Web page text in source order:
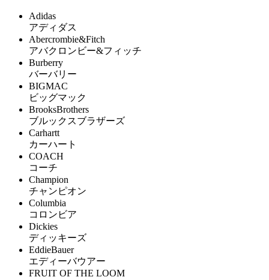
Adidas
アディダス
Abercrombie&Fitch
アバクロンビー&フィッチ
Burberry
バーバリー
BIGMAC
ビッグマック
BrooksBrothers
ブルックスブラザーズ
Carhartt
カーハート
COACH
コーチ
Champion
チャンピオン
Columbia
コロンビア
Dickies
ディッキーズ
EddieBauer
エディーバウアー
FRUIT OF THE LOOM